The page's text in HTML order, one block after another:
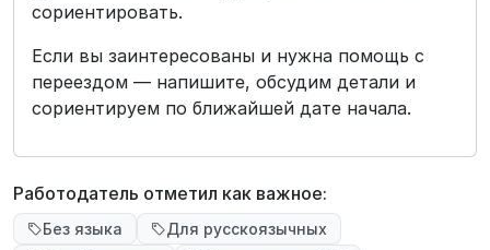
сориентировать.
Если вы заинтересованы и нужна помощь с
переездом — напишите, обсудим детали и
сориентируем по ближайшей дате начала.
Работодатель отметил как важное:
Без языка
Для русскоязычных